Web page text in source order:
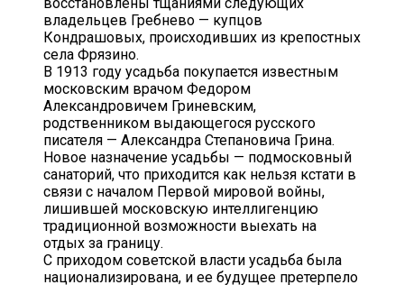
владельцев Гребнево — купцов
Кондрашовых, происходивших из крепостных
села Фрязино.
В 1913 году усадьба покупается известным
московским врачом Федором
Александровичем Гриневским,
родственником выдающегося русского
писателя — Александра Степановича Грина.
Новое назначение усадьбы — подмосковный
санаторий, что приходится как нельзя кстати в
связи с началом Первой мировой войны,
лишившей московскую интеллигенцию
традиционной возможности выехать на
отдых за границу.
С приходом советской власти усадьба была
национализирована, и ее будущее претерпело